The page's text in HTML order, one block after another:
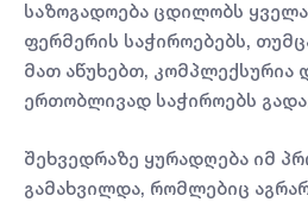
საზოგადოება ცდილობს
ფერმერის საჭიროებებს,
მათ აწუხებთ, კომპლექსურია
ერთობლივად საჭიროებს
შეხვედრაზე ყურადღება იმ
გამახვილდა, რომლებიც